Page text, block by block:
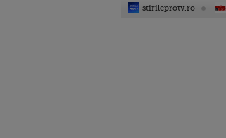
stirileprotv.ro